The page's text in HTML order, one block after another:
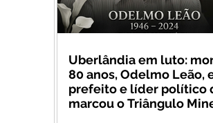
Uberlândia em luto:
80 anos, Odelmo Leão,
prefeito e líder político
marcou o Triângulo